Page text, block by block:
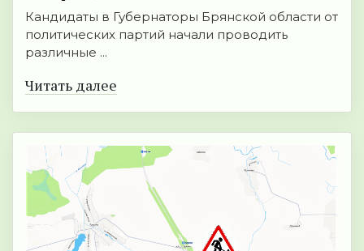
Кандидаты в Губернаторы Брянской области от
политических партий начали проводить
различные ...
Читать далее